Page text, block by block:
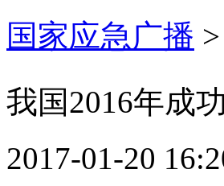
国家应急广播 >
我国2016年成
2017-01-20